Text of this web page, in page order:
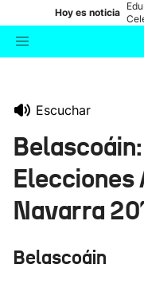
Hoy es noticia
Escuchar
Elecciones
Navarra
Belascoáin